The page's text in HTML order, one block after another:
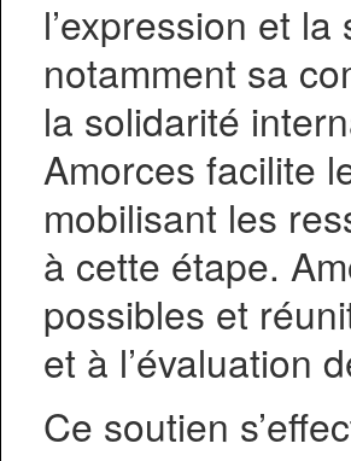
l’expression et
notamment sa
la solidarité
Amorces facilite
mobilisant les
à cette étape.
possibles et
et à l’évaluation
Ce soutien